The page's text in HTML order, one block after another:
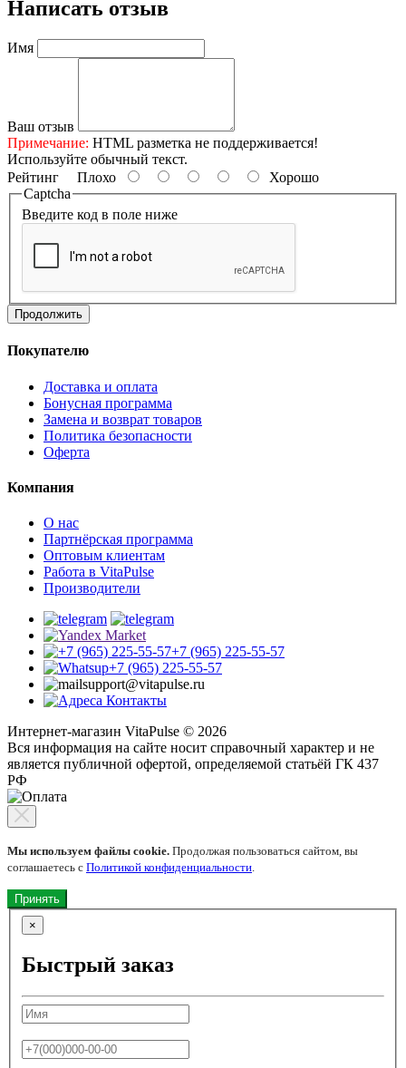
Написать отзыв
Имя
Ваш отзыв
Примечание: HTML разметка не поддерживается!
Используйте обычный текст.
Рейтинг Плохо
Хорошо
Captcha
Введите код в поле ниже
Продолжить
Покупателю
Доставка и оплата
Бонусная программа
Замена и возврат товаров
Политика безопасности
Оферта
Компания
О нас
Партнёрская программа
Оптовым клиентам
Работа в VitaPulse
Производители
+7 (965) 225-55-57
+7 (965) 225-55-57
support@vitapulse.ru
Контакты
Интернет-магазин VitaPulse © 2026
Вся информация на сайте носит справочный характер и не
является публичной офертой, определяемой статьёй ГК 437
РФ
Мы используем файлы cookie. Продолжая пользоваться сайтом, вы
соглашаетесь с Политикой конфиденциальности.
Принять
×
Быстрый заказ